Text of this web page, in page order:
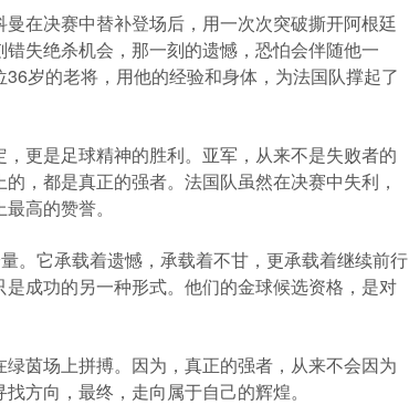
在决赛中替补登场后，用一次次突破撕开阿根廷
失绝杀机会，那一刻的遗憾，恐怕会伴随他一
岁的老将，用他的经验和身体，为法国队撑起了
更是足球精神的胜利。亚军，从来不是失败者的
，都是真正的强者。法国队虽然在决赛中失利，
高的赞誉。
。它承载着遗憾，承载着不甘，更承载着继续前行
成功的另一种形式。他们的金球候选资格，是对
茵场上拼搏。因为，真正的强者，从来不会因为
方向，最终，走向属于自己的辉煌。